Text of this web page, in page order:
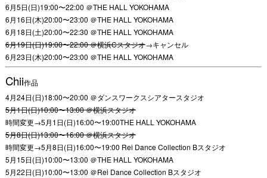
6月5日(日)19:00〜22:00 ＠THE HALL YOKOHAMA
6月16日(木)20:00〜23:00 ＠THE HALL YOKOHAMA
6月18日(土)20:00〜22:30 ＠THE HALL YOKOHAMA
6月19日(日)19:00〜22:00 ＠横浜Cスタジオ→キャンセル
6月23日(木)20:00〜23:00 ＠THE HALL YOKOHAMA
Chii作品
4月24日(日)18:00〜20:00 ＠ダンスワークスシアタースタジオ
5月1日(日)10:00〜13:00 ＠横浜スタジオ
時間変更→5月1日(日)16:00〜19:00THE HALL YOKOHAMA
5月8日(日)13:00〜16:00 ＠横浜スタジオ
時間変更→5月8日(日)16:00〜19:00 Rei Dance Collection Bスタジオ
5月15日(日)10:00〜13:00 ＠THE HALL YOKOHAMA
5月22日(日)10:00〜13:00 ＠Rei Dance Collection Bスタジオ